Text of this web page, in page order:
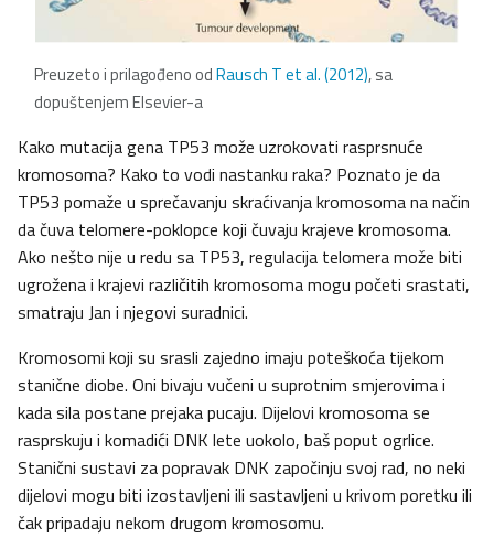
Preuzeto i prilagođeno odRausch T et al. (2012), sa
dopuštenjem Elsevier-a
Kako mutacija gena TP53 može uzrokovati rasprsnuće
kromosoma? Kako to vodi nastanku raka? Poznato je da
TP53 pomaže u sprečavanju skraćivanja kromosoma na način
da čuva telomere-poklopce koji čuvaju krajeve kromosoma.
Ako nešto nije u redu sa TP53, regulacija telomera može biti
ugrožena i krajevi različitih kromosoma mogu početi srastati,
smatraju Jan i njegovi suradnici.
Kromosomi koji su srasli zajedno imaju poteškoća tijekom
stanične diobe. Oni bivaju vučeni u suprotnim smjerovima i
kada sila postane prejaka pucaju. Dijelovi kromosoma se
rasprskuju i komadići DNK lete uokolo, baš poput ogrlice.
Stanični sustavi za popravak DNK započinju svoj rad, no neki
dijelovi mogu biti izostavljeni ili sastavljeni u krivom poretku ili
čak pripadaju nekom drugom kromosomu.